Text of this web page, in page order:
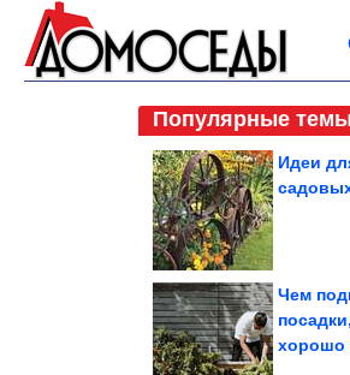
Популярные
Идеи
Чем
хорошо